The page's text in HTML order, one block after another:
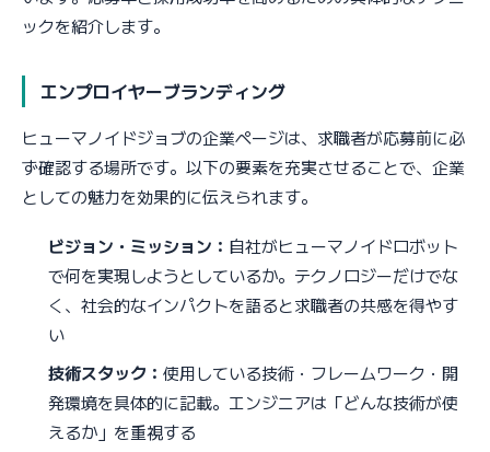
ックを紹介します。
エンプロイヤーブランディング
ヒューマノイドジョブの企業ページは、求職者が応募前に必
ず確認する場所です。以下の要素を充実させることで、企業
としての魅力を効果的に伝えられます。
ビジョン・ミッション： 自社がヒューマノイドロボット
で何を実現しようとしているか。テクノロジーだけでな
く、社会的なインパクトを語ると求職者の共感を得やす
い
技術スタック： 使用している技術・フレームワーク・開
発環境を具体的に記載。エンジニアは「どんな技術が使
えるか」を重視する